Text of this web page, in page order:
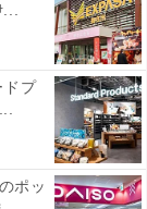
水やお茶、ジ
ディナーの予
を……とスナッ
た。
？』と言われ
ドプ
ポッ